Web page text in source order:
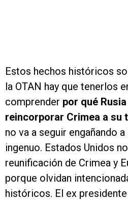
Estos hechos históricos
la OTAN hay que tenerlos
comprender por qué
reincorporar Crimea a su
no va a seguir engañando
ingenuo. Estados Unidos
reunificación de Crimea y
porque olvidan
históricos. El ex